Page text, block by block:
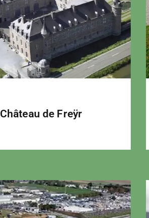
Château de Freÿr